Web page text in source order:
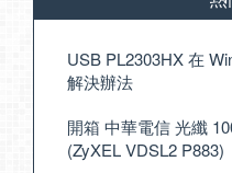
USB PL2303HX 在
解決辦法
開箱 中華電信 光纖
(ZyXEL VDSL2 P883)